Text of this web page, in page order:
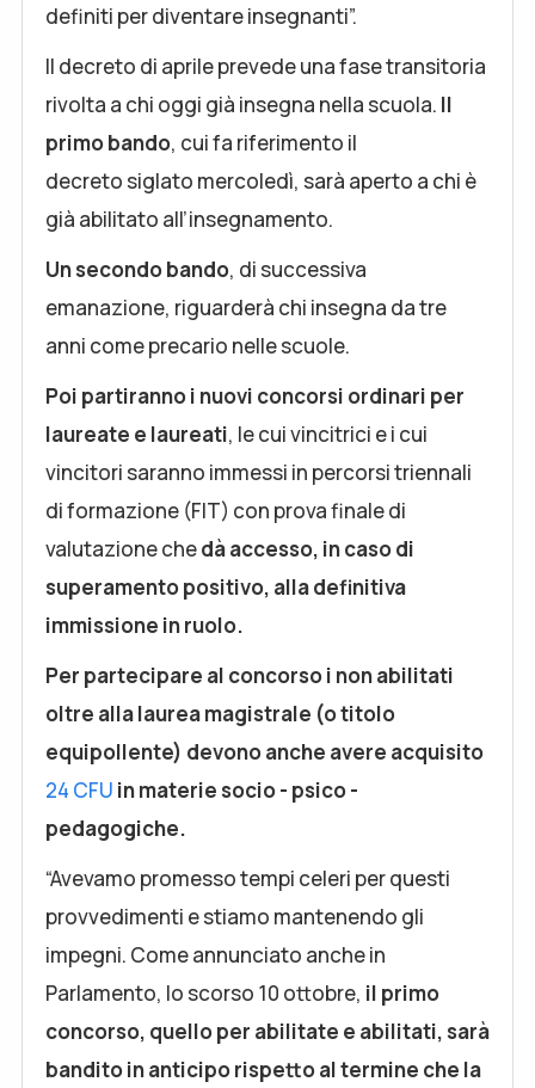
definiti per diventare insegnanti”.
Il decreto di aprile prevede una fase transitoria
rivolta a chi oggi già insegna nella scuola. Il
primo bando, cui fa riferimento il
decreto siglato mercoledì, sarà aperto a chi è
già abilitato all’insegnamento.
Un secondo bando, di successiva
emanazione, riguarderà chi insegna da tre
anni come precario nelle scuole.
Poi partiranno i nuovi concorsi ordinari per
laureate e laureati, le cui vincitrici e i cui
vincitori saranno immessi in percorsi triennali
di formazione (FIT) con prova finale di
valutazione chedà accesso, in caso di
superamento positivo, alla definitiva
immissione in ruolo.
Per partecipare al concorso i non abilitati
oltre alla laurea magistrale (o titolo
equipollente) devono anche avere acquisito
24 CFU in materie socio - psico -
pedagogiche.
“Avevamo promesso tempi celeri per questi
provvedimenti e stiamo mantenendo gli
impegni. Come annunciato anche in
Parlamento, lo scorso 10 ottobre, il primo
concorso, quello per abilitate e abilitati, sarà
bandito in anticipo rispetto al termine che la